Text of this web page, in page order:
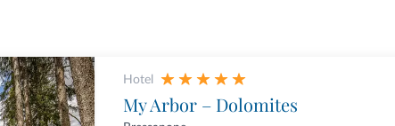
Hotel
My Arbor – Dolomites